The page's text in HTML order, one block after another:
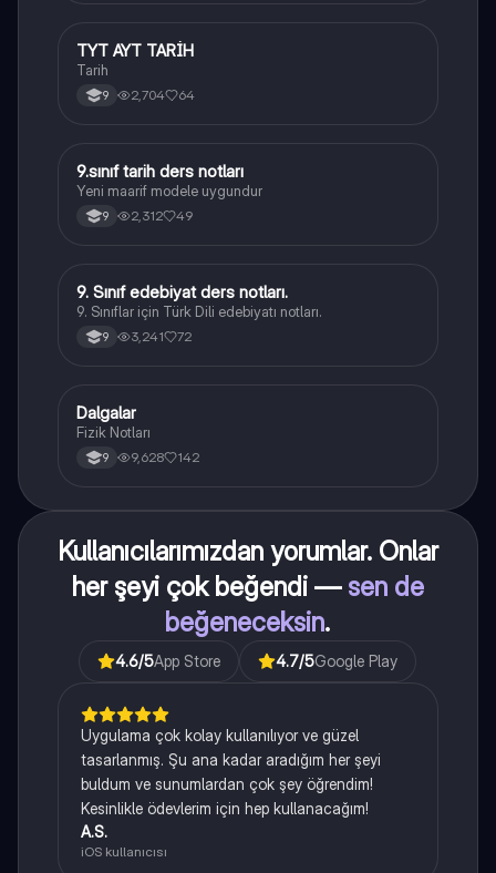
Tarih
TYT AYT TARİH
Tarih
9 2,704 64
Tarih
9.sınıf tarih ders notları
Yeni maarif modele uygundur
9 2,312 49
Türk Dili ve Edebiyatı
9. Sınıf edebiyat ders notları.
9. Sınıflar için Türk Dili edebiyatı notları.
9 3,241 72
Fizik
Dalgalar
Fizik Notları
9 9,628 142
Kullanıcılarımızdan yorumlar. Onlar
her şeyi çok beğendi — sen de
beğeneceksin.
4.6/5App Store 4.7/5Google Play
Uygulama çok kolay kullanılıyor ve güzel
tasarlanmış. Şu ana kadar aradığım her şeyi
buldum ve sunumlardan çok şey öğrendim!
Kesinlikle ödevlerim için hep kullanacağım!
A.S.
iOS kullanıcısı